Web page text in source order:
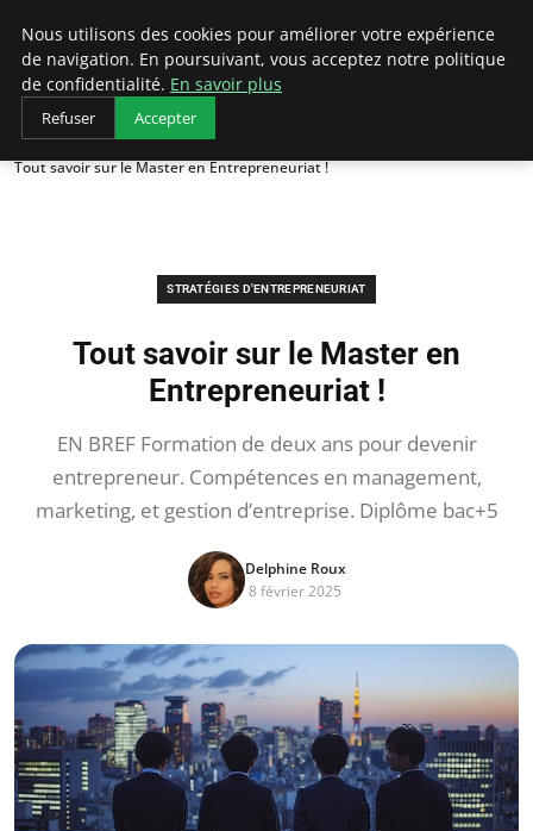
LECFCM
Accueil
Stratégies d'entrepreneuriat
Tout savoir sur le Master en Entrepreneuriat !
STRATÉGIES D'ENTREPRENEURIAT
Tout savoir sur le Master en
Entrepreneuriat !
EN BREF Formation de deux ans pour devenir
entrepreneur. Compétences en management,
marketing, et gestion d’entreprise. Diplôme bac+5
Delphine Roux
8 février 2025
Nous utilisons des cookies pour améliorer votre expérience
de navigation. En poursuivant, vous acceptez notre politique
de confidentialité. En savoir plus
Refuser Accepter